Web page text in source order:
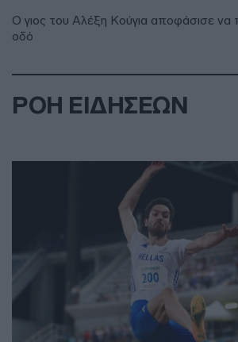
Ο γιος του Αλέξη Κούγια αποφάσισε να
οδό
ΡΟΗ ΕΙΔΗΣΕΩΝ